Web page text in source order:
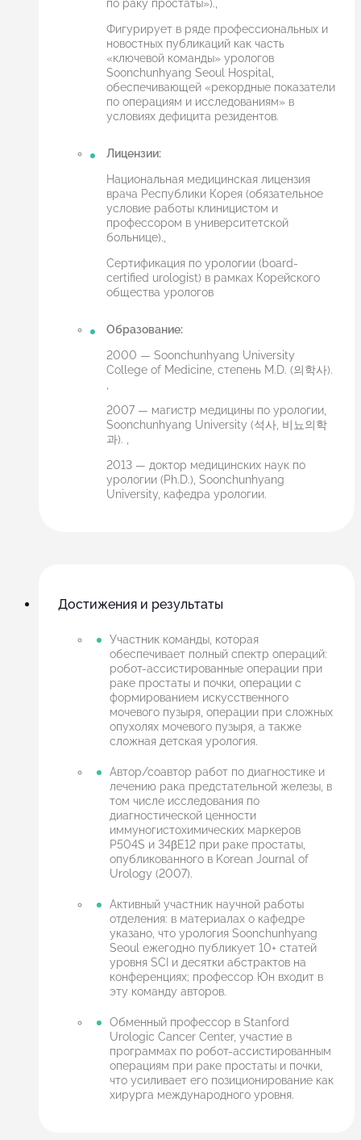
по раку простаты»).,
Фигурирует в ряде профессиональных и
новостных публикаций как часть
«ключевой команды» урологов
Soonchunhyang Seoul Hospital,
обеспечивающей «рекордные показатели
по операциям и исследованиям» в
условиях дефицита резидентов.
Лицензии:
Национальная медицинская лицензия
врача Республики Корея (обязательное
условие работы клиницистом и
профессором в университетской
больнице).,
Сертификация по урологии (board-
certified urologist) в рамках Корейского
общества урологов
Образование:
2000 — Soonchunhyang University
College of Medicine, степень M.D. (의학사).
2007 — магистр медицины по урологии,
Soonchunhyang University (석사, 비뇨의학
과). ,
2013 — доктор медицинских наук по
урологии (Ph.D.), Soonchunhyang
University, кафедра урологии.
Достижения и результаты
Участник команды, которая
обеспечивает полный спектр операций:
робот-ассистированные операции при
раке простаты и почки, операции с
формированием искусственного
мочевого пузыря, операции при сложных
опухолях мочевого пузыря, а также
сложная детская урология.
Автор/соавтор работ по диагностике и
лечению рака предстательной железы, в
том числе исследования по
диагностической ценности
иммуногистохимических маркеров
P504S и 34βE12 при раке простаты,
опубликованного в Korean Journal of
Urology (2007).
Активный участник научной работы
отделения: в материалах о кафедре
указано, что урология Soonchunhyang
Seoul ежегодно публикует 10+ статей
уровня SCI и десятки абстрактов на
конференциях; профессор Юн входит в
эту команду авторов.
Обменный профессор в Stanford
Urologic Cancer Center, участие в
программах по робот-ассистированным
операциям при раке простаты и почки,
что усиливает его позиционирование как
хирурга международного уровня.